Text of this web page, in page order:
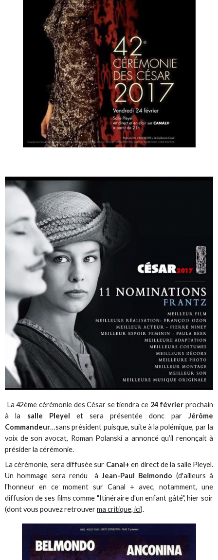
La 42ème cérémonie des César se tiendra ce 24 février prochain
à la salle Pleyel et sera présentée donc par Jérôme
Commandeur…sans président puisque, suite à la polémique, par la
voix de son avocat, Roman Polanski a annoncé qu’il renonçait à
présider la cérémonie.
La cérémonie, sera diffusée sur Canal+ en direct de la salle Pleyel.
Un hommage sera rendu àJean-Paul Belmondo (d'ailleurs à
l'honneur en ce moment sur Canal + avec, notamment, une
diffusion de ses films comme "Itinéraire d'un enfant gâté", hier soir
(dont vous pouvez retrouverma critique, ici).